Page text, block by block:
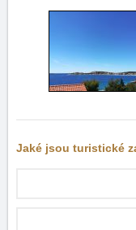
Jaké jsou turistické